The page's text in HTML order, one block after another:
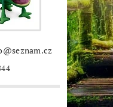
@seznam.cz